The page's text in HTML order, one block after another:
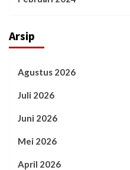
Arsip
Agustus 2026
Juli 2026
Juni 2026
Mei 2026
April 2026